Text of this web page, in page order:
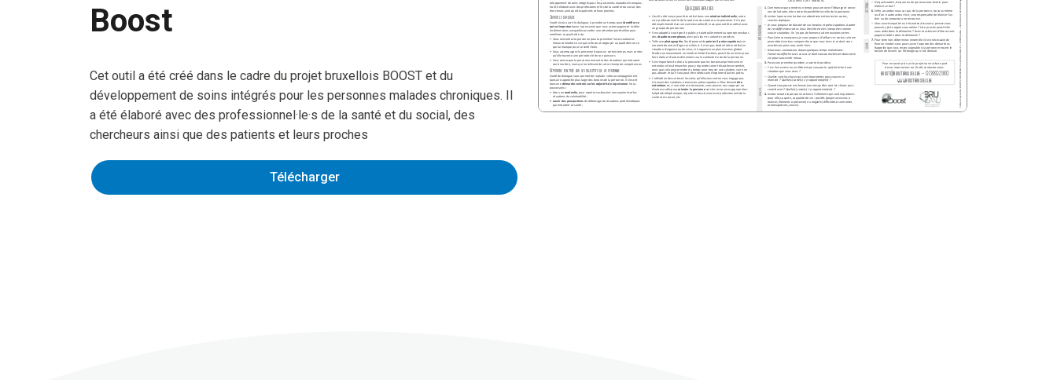
Boost
Cet outil a été créé dans le cadre du projet bruxellois BOOST et du
développement de soins intégrés pour les personnes malades chroniques. Il
a été élaboré avec des professionnel·le·s de la santé et du social, des
chercheurs ainsi que des patients et leurs proches
Télécharger